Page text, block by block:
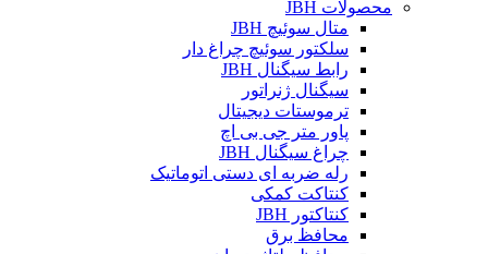
محصولات JBH
متال سوئیچ JBH
سلکتور سوئیچ چراغ دار
رابط سیگنال JBH
سیگنال ژنراتور
ترموستات دیجیتال
پاور متر جی بی اچ
چراغ سیگنال JBH
رله ضربه ای دستی اتوماتیک
کنتاکت کمکی
کنتاکتور JBH
محافظ برق